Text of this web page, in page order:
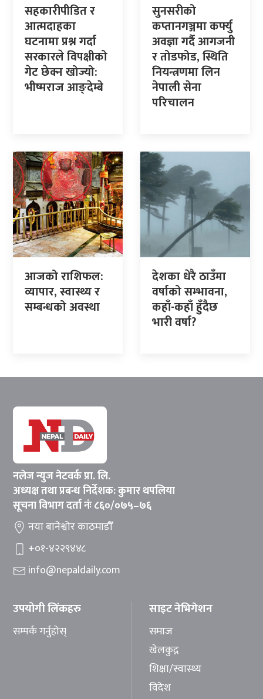
सहकारीपीडित र
आत्मदाहका
घटनामा प्रश्न गर्दा
सरकारले विपक्षीको
गेट छेक्न खोज्यो:
भीष्मराज आङ्देम्बे
सुनसरीको
कप्तानगञ्जमा कर्फ्यु
अवज्ञा गर्दै आगजनी
र तोडफोड, स्थिति
नियन्त्रणमा लिन
नेपाली सेना
परिचालन
आजको राशिफल:
व्यापार, स्वास्थ्य र
सम्बन्धको अवस्था
देशका धेरै ठाउँमा
वर्षाको सम्भावना,
कहाँ-कहाँ हुँदैछ
भारी वर्षा?
नलेज न्युज नेटवर्क प्रा. लि.
अध्यक्ष तथा प्रबन्ध निर्देशक: कुमार थपलिया
सूचना विभाग दर्ता नंः ८६०/०७५–७६
नया बानेश्वोर काठमाडौँ
+०१-४२२९४४८
info@nepaldaily.com
उपयोगी लिंकहरु
सम्पर्क गर्नुहोस्
साइट नेभिगेशन
समाज
खेलकुद़़
शिक्षा/स्वास्थ्य
विदेश